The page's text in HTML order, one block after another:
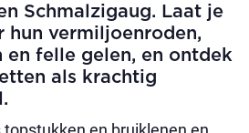
Schmalzigaug. Laat je
hun vermiljoenroden,
en felle gelen, en ontdek
als krachtig